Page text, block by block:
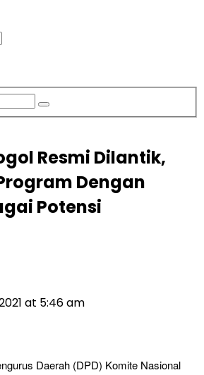
Resmi Dilantik,
Dengan
Potensi
at 5:46 am
Daerah (DPD) Komite Nasional